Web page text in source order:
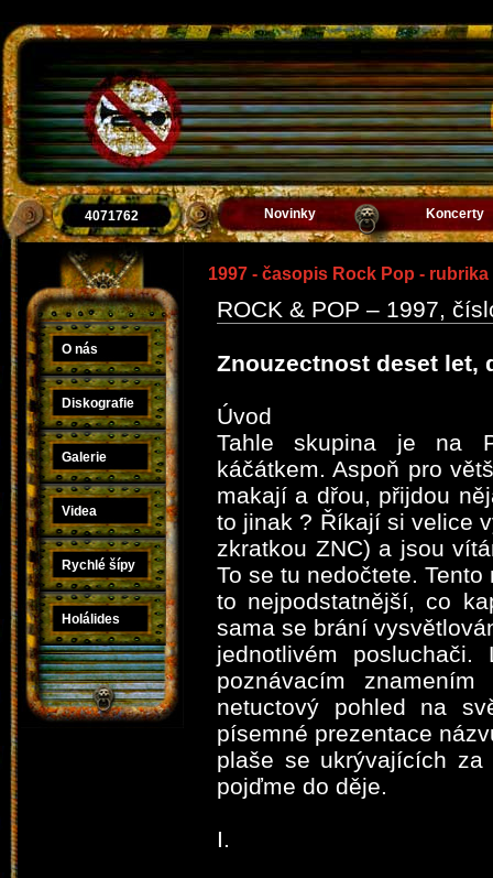
4071762 Novinky Koncerty
O nás
Diskografie
Galerie
Videa
Rychlé šípy
Holálides
1997 - časopis Rock Pop -
ROCK & POP – 1997,
Znouzectnost deset let,
Úvod
Tahle skupina je na
káčátkem. Aspoň pro
makají a dřou, přijdou
to jinak ? Říkají si velice
zkratkou ZNC) a jsou
To se tu nedočtete.
to nejpodstatnější, co
sama se brání
jednotlivém
poznávacím
netuctový pohled na
písemné prezentace
plaše se ukrývajících
pojďme do děje.
I.